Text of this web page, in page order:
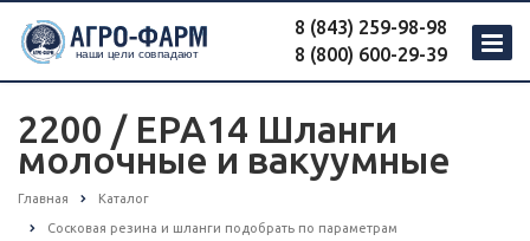
8 (843) 259-98-98
8 (800) 600-29-39
2200 / EPA14 Шланги
молочные и вакуумные
Главная Каталог
Сосковая резина и шланги подобрать по параметрам